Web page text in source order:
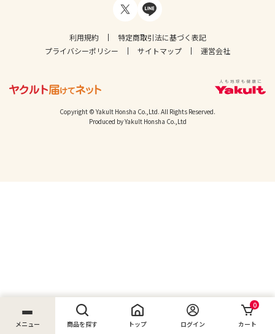
メニュー 商品を探す トップ ログイン
0
カート
利用規約
特定商取引法に基づく表記
プライバシーポリシー
サイトマップ 運営会社
Copyright © Yakult Honsha Co.,Ltd. All Rights Reserved.
Produced by Yakult Honsha Co.,Ltd